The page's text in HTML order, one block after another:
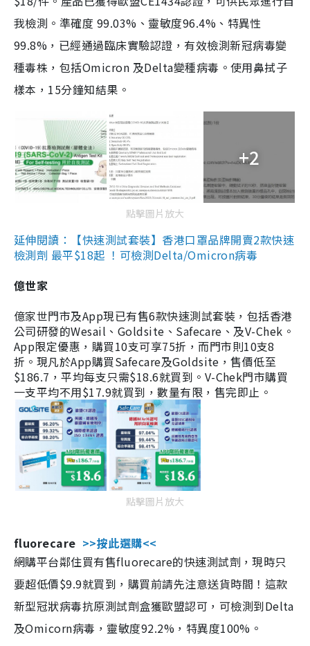
我檢測。準確度 99.03%、靈敏度96.4%、特異性
99.8%，已經通過臨床實驗認證，有效檢測新冠病毒變
種毒株，包括Omicron 及Delta變種病毒。使用鼻拭子
樣本，15分鐘知結果。
+2
點擊圖片放大
延伸閱讀：【快速測試套裝】香港口罩品牌開賣2款快速
檢測劑 最平$18起 ！可檢測Delta/Omicron病毒
億世家
億家世門市及App現已有售6款快速測試套裝，包括香港
公司研發的Wesail、Goldsite、Safecare、及V-Chek。
App限定優惠，購買10支可享75折，而門市則10支8
折。現凡於App購買Safecare及Goldsite，售價低至
$186.7，平均每支只需$18.6就買到。V-Chek門市購買
一支平均不用$17.9就買到，數量有限，售完即止。
點擊圖片放大
fluorecare >>按此選購<<
網購平台鄰住買有售fluorecare的快速測試劑，現時只
要超低價$9.9就買到，購買前請先注意送貨時間！這款
新型冠狀病毒抗原測試劑盒獲歐盟認可，可檢測到Delta
及Omicorn病毒，靈敏度92.2%，特異度100%。